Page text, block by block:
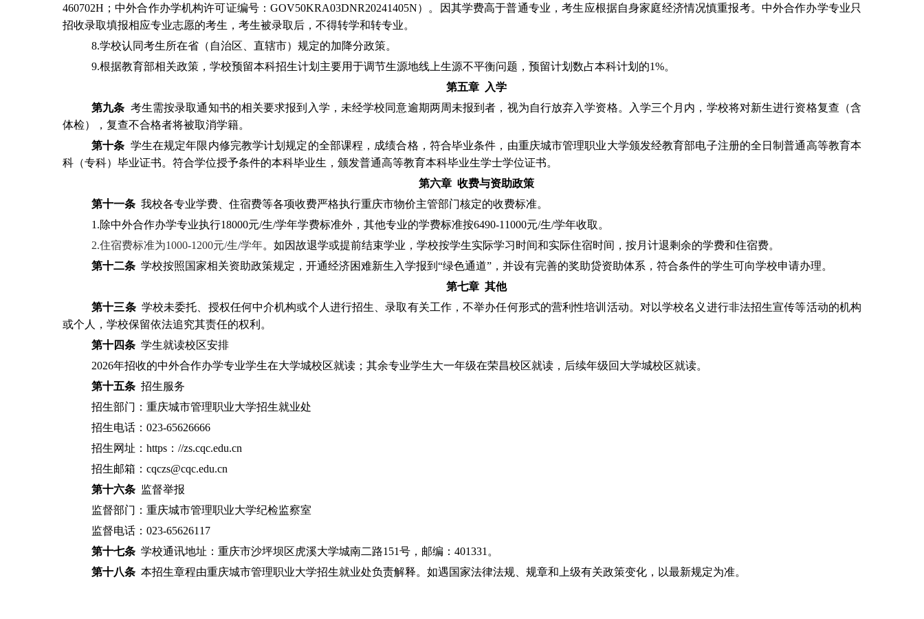
460702H ；中外合作办学机构许可证编号：GOV50KRA03DNR20241405N）。
因其学费高于普通专业，考生应根据自身家庭经济情况慎重报考。中外合作办学专业只
招收录取填报相应专业志愿的考生，考生被录取后，不得转学和转专业。
8.学校认同考生所在省（自治区、直辖市）规定的加降分政策。
9.根据教育部相关政策，学校预留本科招生计划主要用于调节生源地线上生源不平衡问题，预留计划数占本科计划的1%。
第五章 入学
第九条 考生需按录取通知书的相关要求报到入学，未经学校同意逾期两周未报到者，视为自行放弃入学资格。入学三个月内，学校将对新生进行资格复查（含
体检），复查不合格者将被取消学籍。
第十条 学生在规定年限内修完教学计划规定的全部课程，成绩合格，符合毕业条件，由重庆城市管理职业大学颁发经教育部电子注册的全日制普通高等教育本
科（专科）毕业证书。符合学位授予条件的本科毕业生，颁发普通高等教育本科毕业生学士学位证书。
第六章 收费与资助政策
第十一条我校各专业学费、住宿费等各项收费严格执行重庆市物价主管部门核定的收费标准。
1.除中外合作办学专业执行18000元/生/学年学费标准外，其他专业的学费标准按6490-11000元/生/学年收取。
2.住宿费标准为1000-1200元/生/学年。如因故退学或提前结束学业，学校按学生实际学习时间和实际住宿时间，按月计退剩余的学费和住宿费。
第十二条学校按照国家相关资助政策规定，开通经济困难新生入学报到“绿色通道”，并设有完善的奖助贷资助体系，符合条件的学生可向学校申请办理。
第七章 其他
第十三条 学校未委托、授权任何中介机构或个人进行招生、录取有关工作，不举办任何形式的营利性培训活动。对以学校名义进行非法招生宣传等活动的机构
或个人，学校保留依法追究其责任的权利。
第十四条学生就读校区安排
2026年招收的中外合作办学专业学生在大学城校区就读；其余专业学生大一年级在荣昌校区就读，后续年级回大学城校区就读。
第十五条招生服务
招生部门：重庆城市管理职业大学招生就业处
招生电话：023-65626666
招生网址：https ：//zs.cqc.edu.cn
招生邮箱：cqczs@cqc.edu.cn
第十六条 监督举报
监督部门：重庆城市管理职业大学纪检监察室
监督电话：023-65626117
第十七条学校通讯地址：重庆市沙坪坝区虎溪大学城南二路151号，邮编：401331 。
第十八条 本招生章程由重庆城市管理职业大学招生就业处负责解释。如遇国家法律法规、规章和上级有关政策变化，以最新规定为准。